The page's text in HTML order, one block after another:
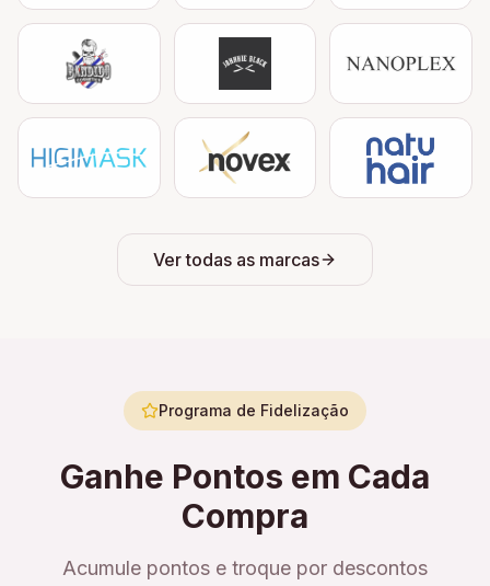
Ver todas as marcas
Programa de Fidelização
Ganhe Pontos em Cada
Compra
Acumule pontos e troque por descontos